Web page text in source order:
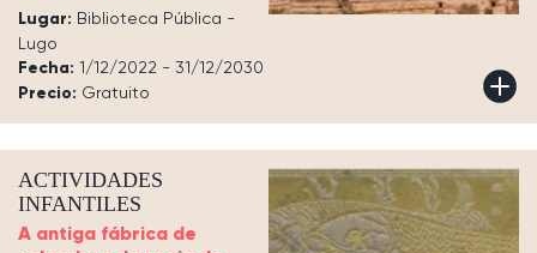
Lugar: Biblioteca Pública -
Lugo
Fecha: 1/12/2022 - 31/12/2030
Precio: Gratuito
ACTIVIDADES
INFANTILES
A antiga fábrica de